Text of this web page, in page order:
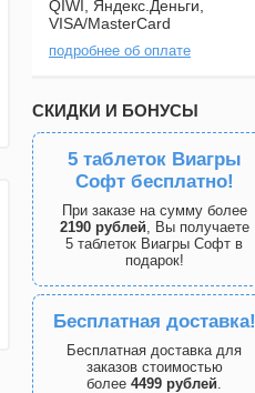
QIWI, Яндекс.Деньги,
VISA/MasterCard
подробнее об оплате
СКИДКИ И БОНУСЫ
5 таблеток Виагры
Софт бесплатно!
При заказе на сумму более
2190 рублей, Вы получаете
5 таблеток Виагры Софт в
подарок!
Бесплатная доставка!
Бесплатная доставка для
заказов стоимостью
более 4499 рублей.